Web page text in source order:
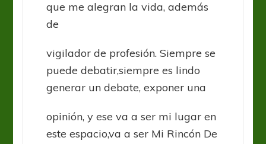
que me alegran la vida, además
de
vigilador de profesión. Siempre se
puede debatir,siempre es lindo
generar un debate, exponer una
opinión, y ese va a ser mi lugar en
este espacio,va a ser Mi Rincón De